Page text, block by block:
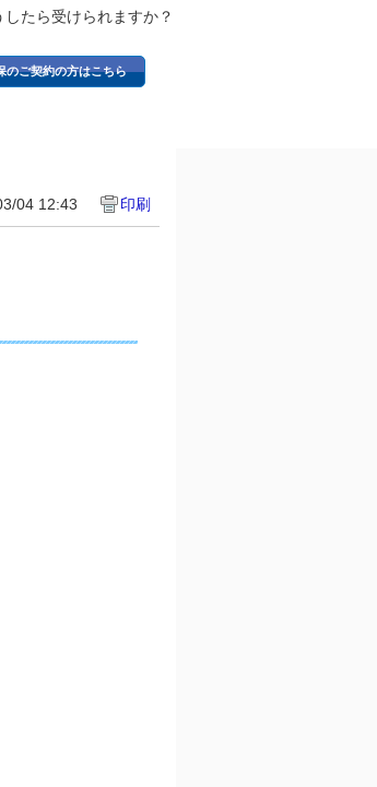
たら受けられますか？
のご契約の方はこちら
04 12:43 印刷